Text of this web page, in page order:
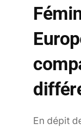
En dépit